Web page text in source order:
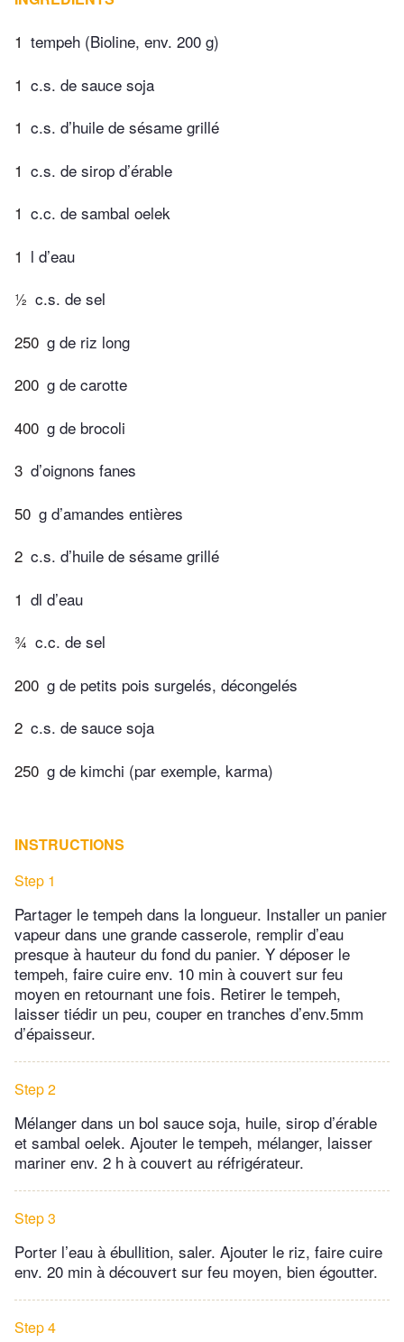
1 tempeh (Bioline, env. 200 g)
1 c.s. de sauce soja
1 c.s. d’huile de sésame grillé
1 c.s. de sirop d’érable
1 c.c. de sambal oelek
1 l d’eau
½ c.s. de sel
250 g de riz long
200 g de carotte
400 g de brocoli
3 d’oignons fanes
50 g d’amandes entières
2 c.s. d’huile de sésame grillé
1 dl d’eau
¾ c.c. de sel
200 g de petits pois surgelés, décongelés
2 c.s. de sauce soja
250 g de kimchi (par exemple, karma)
INSTRUCTIONS
Step 1
Partager le tempeh dans la longueur. Installer un panier
vapeur dans une grande casserole, remplir d’eau
presque à hauteur du fond du panier. Y déposer le
tempeh, faire cuire env. 10 min à couvert sur feu
moyen en retournant une fois. Retirer le tempeh,
laisser tiédir un peu, couper en tranches d’env.5mm
d’épaisseur.
Step 2
Mélanger dans un bol sauce soja, huile, sirop d’érable
et sambal oelek. Ajouter le tempeh, mélanger, laisser
mariner env. 2 h à couvert au réfrigérateur.
Step 3
Porter l’eau à ébullition, saler. Ajouter le riz, faire cuire
env. 20 min à découvert sur feu moyen, bien égoutter.
Step 4